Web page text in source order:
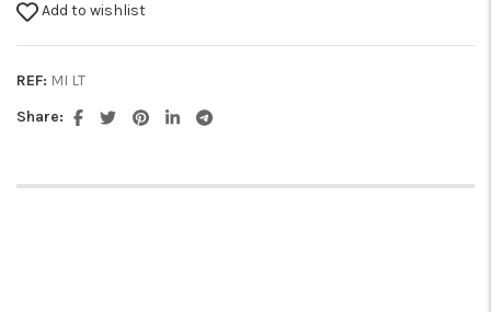
Add to wishlist
REF: MI LT
Share: